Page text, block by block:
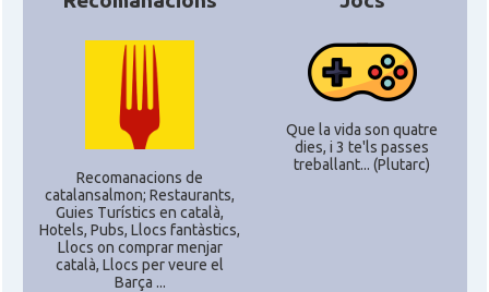
Catalans a Silicon Valley (San Jose),
CAMON Catalans a TAMPA
CAMON Catalans a TENNESSEE
CAMON
CAMON
Recomanacions de
catalansalmon; Restaurants,
Guies Turístics en català,
Hotels, Pubs, Llocs fantàstics,
Llocs on comprar menjar
català, Llocs per veure el
Barça ...
Que la vida son quatre
dies, i 3 te'ls passes
treballant... (Plutarc)